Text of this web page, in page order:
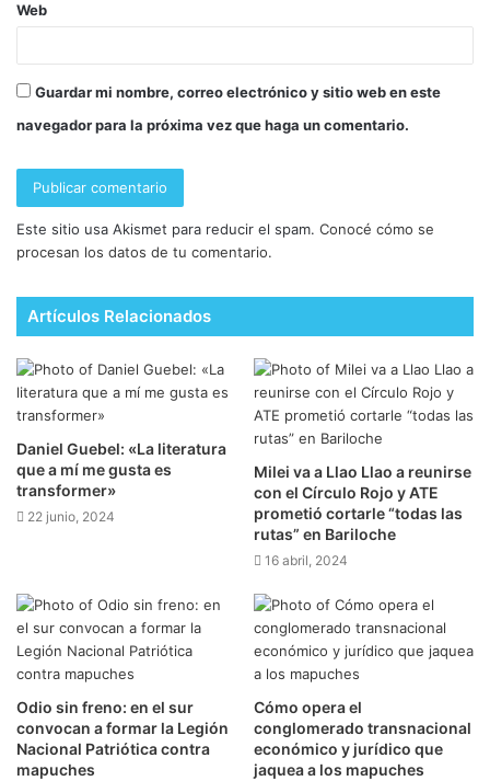
Web
Guardar mi nombre, correo electrónico y sitio web en este
navegador para la próxima vez que haga un comentario.
Este sitio usa Akismet para reducir el spam. Conocé cómo se
procesan los datos de tu comentario.
Artículos Relacionados
Daniel Guebel: «La literatura
que a mí me gusta es
transformer»
22 junio, 2024
Milei va a Llao Llao a reunirse
con el Círculo Rojo y ATE
prometió cortarle “todas las
rutas” en Bariloche
16 abril, 2024
Odio sin freno: en el sur
convocan a formar la Legión
Nacional Patriótica contra
mapuches
Cómo opera el
conglomerado transnacional
económico y jurídico que
jaquea a los mapuches